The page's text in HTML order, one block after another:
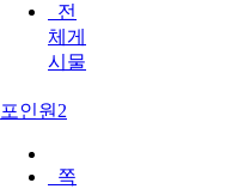
전
체게
시물
포인원2
쪽